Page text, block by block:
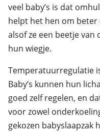
veel baby’s is dat
helpt het hen om beter
alsof ze een beetje
hun wiegje.
Temperatuurregulatie
Baby’s kunnen hun
goed zelf regelen, en
voor zowel
gekozen babyslaapzak